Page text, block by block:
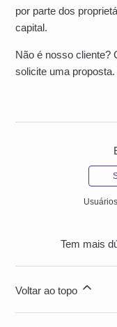
por parte dos
capital.
Não é nosso
solicite uma proposta.
Tem mais
Voltar ao topo